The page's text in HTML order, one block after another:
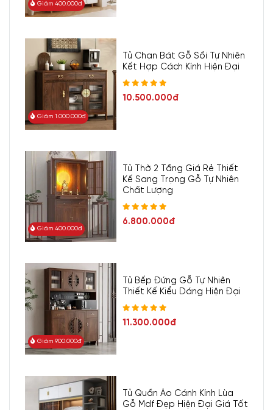
Giảm 400.000đ
Giảm 1.000.000đ
Tủ Chạn Bát Gỗ Sồi Tự Nhiên
Kết Hợp Cách Kính Hiện Đại
10.500.000đ
Giảm 400.000đ
Tủ Thờ 2 Tầng Giá Rẻ Thiết
Kế Sang Trọng Gỗ Tự Nhiên
Chất Lượng
6.800.000đ
Giảm 900.000đ
Tủ Bếp Đứng Gỗ Tự Nhiên
Thiết Kế Kiểu Dáng Hiện Đại
11.300.000đ
Tủ Quần Áo Cánh Kính Lùa
Gỗ Mdf Đẹp Hiện Đại Giá Tốt